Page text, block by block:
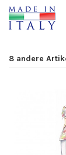
8 andere